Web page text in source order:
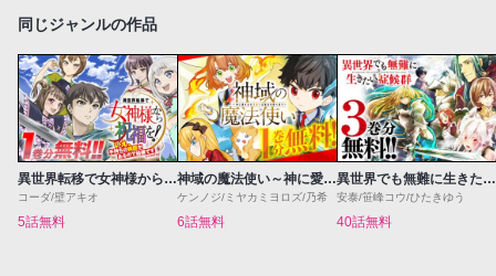
同じジャンルの作品
異世界転移で女神様から祝福を！～いえ、手持ちの異能があるので結構です～@COMIC
コーダ/壁アキオ
5話無料
神域の魔法使い～神に愛された落第生は魔法学院へ通う～
ケンノジ/ミヤカミヨロズ/乃希
6話無料
異世界でも無難に生きたい症候群
安泰/笹峰コウ/ひたきゆう
40話無料